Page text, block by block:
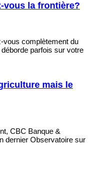
vous la frontière?
vous complètement du
parfois sur votre
mais le
CBC Banque &
dernier Observatoire sur